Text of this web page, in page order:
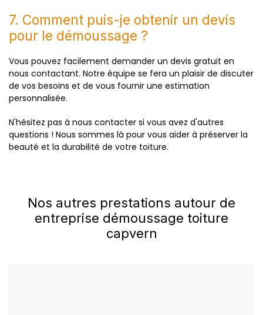
7. Comment puis-je obtenir un devis
pour le démoussage ?
Vous pouvez facilement demander un devis gratuit en
nous contactant. Notre équipe se fera un plaisir de discuter
de vos besoins et de vous fournir une estimation
personnalisée.
N'hésitez pas à nous contacter si vous avez d'autres
questions ! Nous sommes là pour vous aider à préserver la
beauté et la durabilité de votre toiture.
Nos autres prestations autour de
entreprise démoussage toiture
capvern